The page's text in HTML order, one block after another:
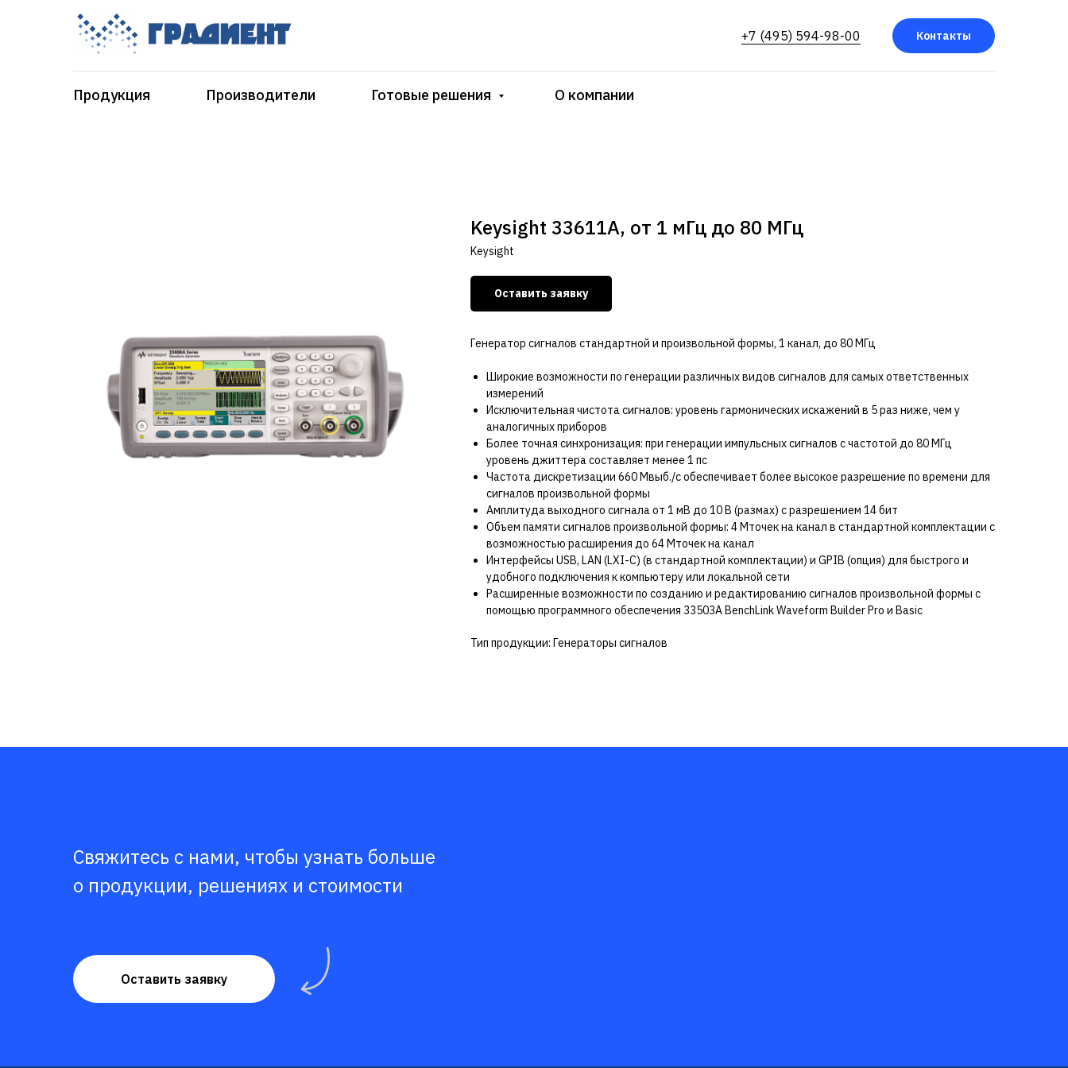
+7 (495) 594-98-00 Контакты
Продукция Производители Готовые решения О компании
Keysight 33611A, от 1 мГц до 80 МГц
Keysight
Оставить заявку
Генератор сигналов стандартной и произвольной формы, 1 канал, до 80 МГц
Широкие возможности по генерации различных видов сигналов для самых ответственных
измерений
Исключительная чистота сигналов: уровень гармонических искажений в 5 раз ниже, чем у
аналогичных приборов
Более точная синхронизация: при генерации импульсных сигналов с частотой до 80 МГц
уровень джиттера составляет менее 1 пс
Частота дискретизации 660 Мвыб./с обеспечивает более высокое разрешение по времени для
сигналов произвольной формы
Амплитуда выходного сигнала от 1 мВ до 10 В (размах) с разрешением 14 бит
Объем памяти сигналов произвольной формы: 4 Мточек на канал в стандартной комплектации с
возможностью расширения до 64 Мточек на канал
Интерфейсы USB, LAN (LXI-C) (в стандартной комплектации) и GPIB (опция) для быстрого и
удобного подключения к компьютеру или локальной сети
Расширенные возможности по созданию и редактированию сигналов произвольной формы с
помощью программного обеспечения 33503A BenchLink Waveform Builder Pro и Basic
Тип продукции: Генераторы сигналов
Свяжитесь с нами, чтобы узнать больше
о продукции, решениях и стоимости
Оставить заявку